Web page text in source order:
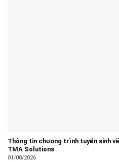
Thông tin chương trình tuyển sinh
TMA Solutions
01/08/2026